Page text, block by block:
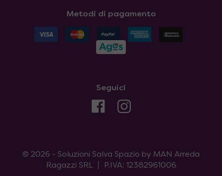
Metodi di pagamento
Seguici
© 2026 - Soluzioni Salva Spazio by MAN Arreda
Ragazzi SRL
P.IVA: 12382961006